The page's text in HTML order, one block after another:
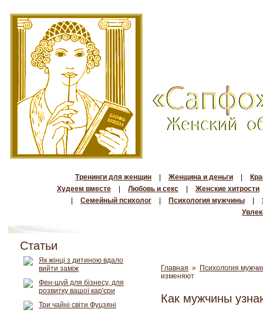
Тренинги для женщин Женщина и деньги
Худеем вместе
Любовь и секс
Женские хитрости
Семейный психолог Психология мужчины
Главная » Психология
изменяют
Как мужчины
Статьи
Як жінці з дитиною вдало
вийти заміж
Фен-шуй для бізнесу, для
розвитку вашої кар'єри
Три чайні світи Фуцзяні